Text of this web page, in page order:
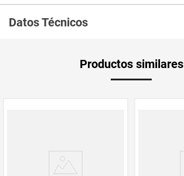
Datos Técnicos
Producto (kg)
Productos similares